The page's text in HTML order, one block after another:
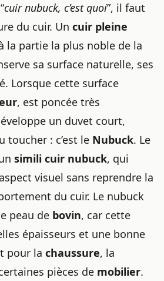
cuir nubuck, c’est quoi”, il faut
du cuir. Un cuir pleine
la partie la plus noble de la
sa surface naturelle, ses
Lorsque cette surface
, est poncée très
un duvet court,
toucher : c’est le Nubuck. Le
simili cuir nubuck, qui
visuel sans reprendre la
du cuir. Le nubuck
peau de bovin, car cette
épaisseurs et une bonne
pour la chaussure, la
pièces de mobilier.